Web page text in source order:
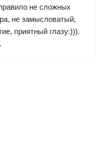
не сложных
не замысловатый,
приятный глазу:))).